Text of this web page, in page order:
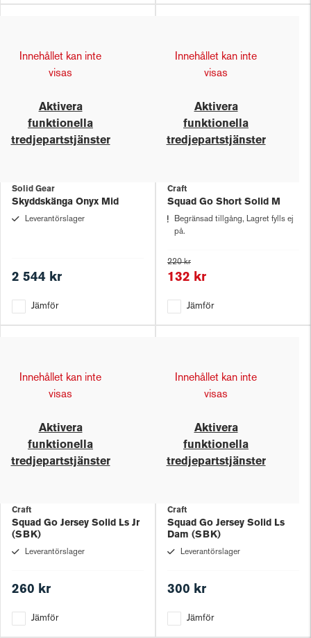
Innehållet kan inte
visas
Aktivera
funktionella
tredjepartstjänster
Solid Gear
Skyddskänga Onyx Mid
Leverantörslager
2 544 kr
Jämför
Innehållet kan inte
visas
Aktivera
funktionella
tredjepartstjänster
Craft
Squad Go Short Solid M
Begränsad tillgång, Lagret fylls ej
på.
220 kr
132 kr
Jämför
Innehållet kan inte
visas
Aktivera
funktionella
tredjepartstjänster
Craft
Squad Go Jersey Solid Ls Jr
(SBK)
Leverantörslager
260 kr
Jämför
Innehållet kan inte
visas
Aktivera
funktionella
tredjepartstjänster
Craft
Squad Go Jersey Solid Ls
Dam (SBK)
Leverantörslager
300 kr
Jämför